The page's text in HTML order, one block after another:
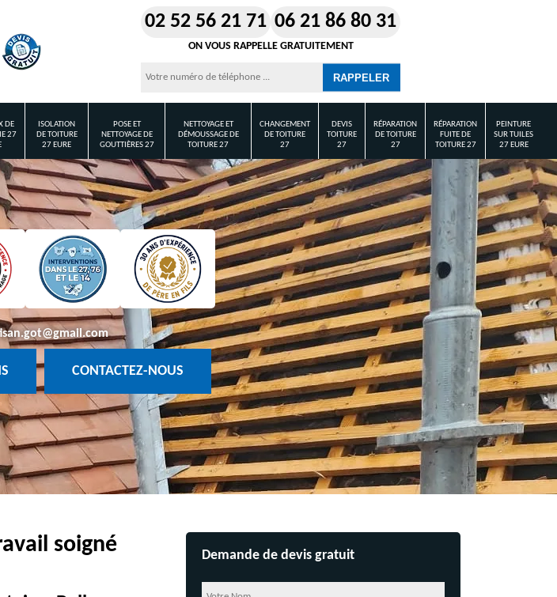
02 52 56 21 71 06 21 86 80 31
ON VOUS RAPPELLE GRATUITEMENT
DE
27
ISOLATION
DE TOITURE
27 EURE
POSE ET
NETTOYAGE DE
GOUTTIÈRES 27
NETTOYAGE ET
DÉMOUSSAGE DE
TOITURE 27
CHANGEMENT
DE TOITURE
27
DEVIS
TOITURE
27
RÉPARATION
DE TOITURE
27
RÉPARATION
FUITE DE
TOITURE 27
PEINTURE
SUR TUILES
27 EURE
CONTACTEZ-NOUS
soigné Demande de devis gratuit